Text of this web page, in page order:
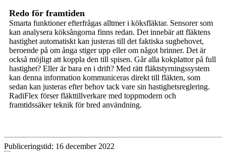
Redo för framtiden
Smarta funktioner efterfrågas alltmer i köksfläktar. Sensorer som
kan analysera köksångorna finns redan. Det innebär att fläktens
hastighet automatiskt kan justeras till det faktiska sugbehovet,
beroende på om ånga stiger upp eller om något brinner. Det är
också möjligt att koppla den till spisen. Går alla kokplattor på full
hastighet? Eller är bara en i drift? Med rätt fläktstyrningssystem
kan denna information kommuniceras direkt till fläkten, som
sedan kan justeras efter behov tack vare sin hastighetsreglering.
RadiFlex förser fläkttillverkare med toppmodern och
framtidssäker teknik för bred användning.
Publiceringstid: 16 december 2022